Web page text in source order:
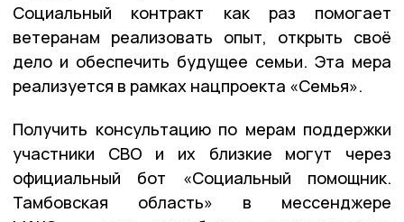
Социальный контракт как раз помогает
ветеранам реализовать опыт, открыть своё
дело и обеспечить будущее семьи. Эта мера
реализуется в рамках нацпроекта «Семья».
Получить консультацию по мерам поддержки
участники СВО и их близкие могут через
официальный бот «Социальный помощник.
Тамбовская область» в мессенджере